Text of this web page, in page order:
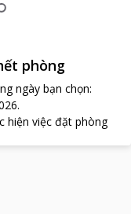
phòng
ngày bạn chọn:
.
hiện việc đặt phòng